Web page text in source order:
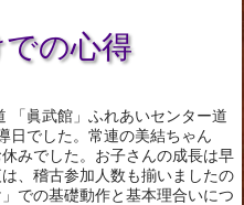
の心得
「眞武館」ふれあいセンター道
日でした。常連の美結ちゃん
みでした。お子さんの成長は早
、稽古参加人数も揃いましたの
での基礎動作と基本理合いにつ